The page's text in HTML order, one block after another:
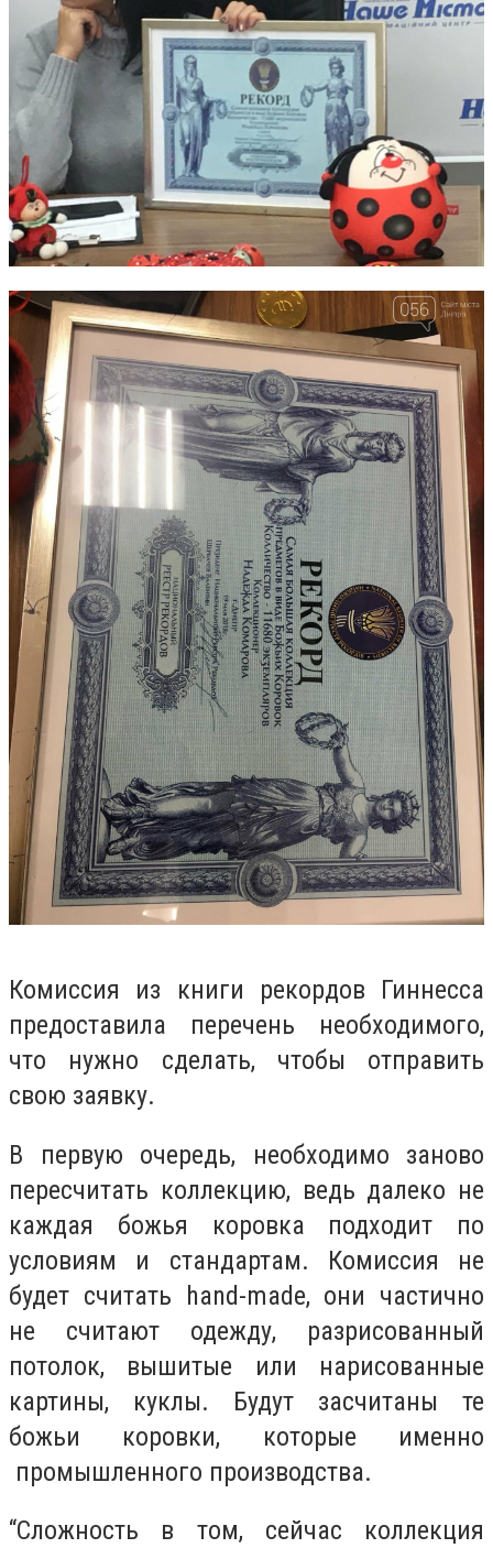
Комиссия из книги рекордов Гиннесса
предоставила перечень необходимого,
что нужно сделать, чтобы отправить
свою заявку.
В первую очередь, необходимо заново
пересчитать коллекцию, ведь далеко не
каждая божья коровка подходит по
условиям и стандартам. Комиссия не
будет считать hand-made, они частично
не считают одежду, разрисованный
потолок, вышитые или нарисованные
картины, куклы. Будут засчитаны те
божьи коровки, которые именно
промышленного производства.
“Сложность в том, сейчас коллекция